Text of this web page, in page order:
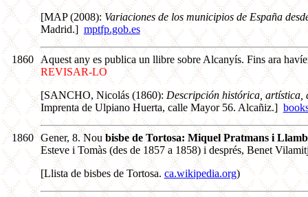
[MAP (2008):Variaciones de los municipios de España
Madrid.] mptfp.gob.es
1860 Aquest any es publica un llibre sobre Alcanyís. Fins ara
REVISAR-LO
[SANCHO, Nicolás (1860):Descripción histórica, artística,
Imprenta de Ulpiano Huerta, calle Mayor 56. Alcañiz.]
1860 Gener, 8. Noubisbe de Tortosa: Miquel Pratmans i
Esteve i Tomàs (des de 1857 a 1858) i després, Benet
[Llista de bisbes de Tortosa.ca.wikipedia.org)